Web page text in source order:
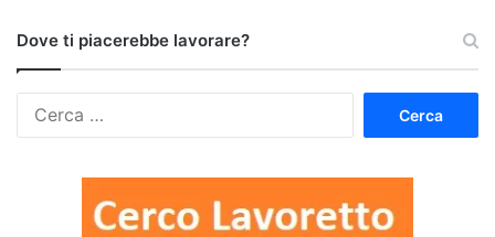
Dove ti piacerebbe lavorare?